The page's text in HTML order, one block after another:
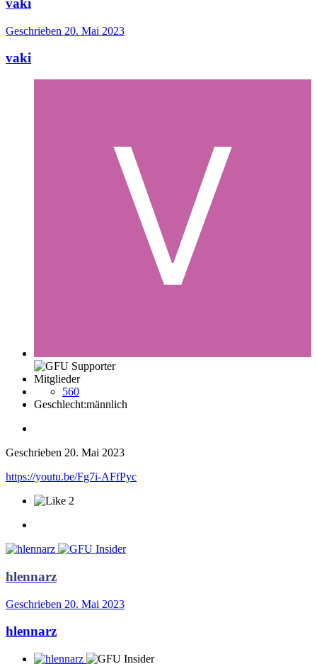
vaki
Geschrieben 20. Mai 2023
vaki
Mitglieder
560
Geschlecht:männlich
Geschrieben 20. Mai 2023
https://youtu.be/Fg7i-AFfPyc
2
hlennarz
Geschrieben 20. Mai 2023
hlennarz